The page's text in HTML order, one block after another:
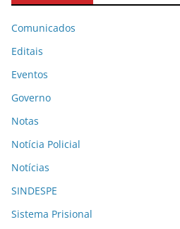
Comunicados
Editais
Eventos
Governo
Notas
Notícia Policial
Notícias
SINDESPE
Sistema Prisional